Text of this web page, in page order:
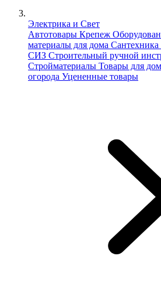
Электрика и Свет
Автотовары Крепеж
материалы для дома
СИЗ Строительный ручной
Стройматериалы Товары для
огорода Уцененные товары